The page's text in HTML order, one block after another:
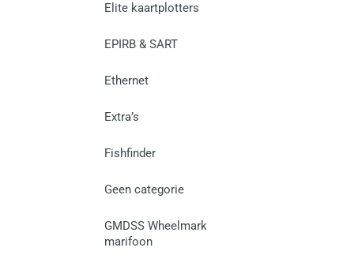
Elite kaartplotters
EPIRB & SART
Ethernet
Extra’s
Fishfinder
Geen categorie
GMDSS Wheelmark
marifoon